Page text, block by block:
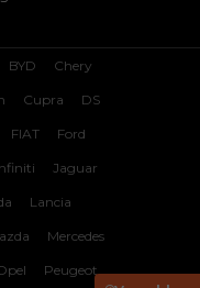
BYD Chery
Cupra DS
FIAT Ford
Jaguar
Lancia
Mercedes
Peugeot